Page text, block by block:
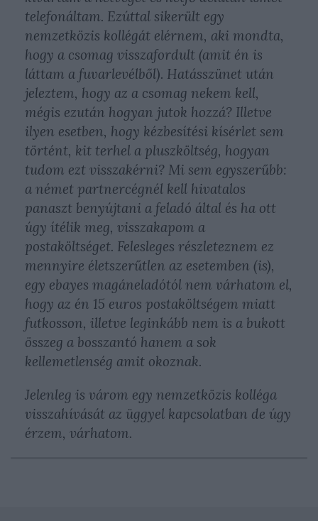
telefonáltam. Ezúttal sikerült egy
nemzetközis kollégát elérnem, aki mondta,
hogy a csomag visszafordult (amit én is
láttam a fuvarlevélből). Hatásszünet után
jeleztem, hogy az a csomag nekem kell,
mégis ezután hogyan jutok hozzá? Illetve
ilyen esetben, hogy kézbesítési kísérlet sem
történt, kit terhel a pluszköltség, hogyan
tudom ezt visszakérni? Mi sem egyszerűbb:
a német partnercégnél kell hivatalos
panaszt benyújtani a feladó által és ha ott
úgy ítélik meg, visszakapom a
postaköltséget. Felesleges részleteznem ez
mennyire életszerűtlen az esetemben (is),
egy ebayes magáneladótól nem várhatom el,
hogy az én 15 euros postaköltségem miatt
futkosson, illetve leginkább nem is a bukott
összeg a bosszantó hanem a sok
kellemetlenség amit okoznak.
Jelenleg is várom egy nemzetközis kolléga
visszahívását az üggyel kapcsolatban de úgy
érzem, várhatom.